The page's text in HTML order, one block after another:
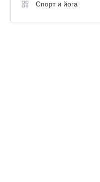
Спорт и йога